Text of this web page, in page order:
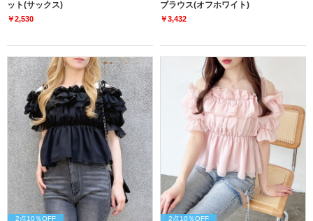
ット(サックス)
￥2,530
ブラウス(オフホワイト)
￥3,432
2点10％OFF 2点10％OFF